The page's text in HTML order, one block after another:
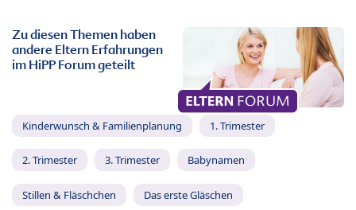
Zu diesen Themen haben
andere Eltern Erfahrungen
im HiPP Forum geteilt
Kinderwunsch & Familienplanung 1. Trimester
2. Trimester 3. Trimester Babynamen
Stillen & Fläschchen Das erste Gläschen